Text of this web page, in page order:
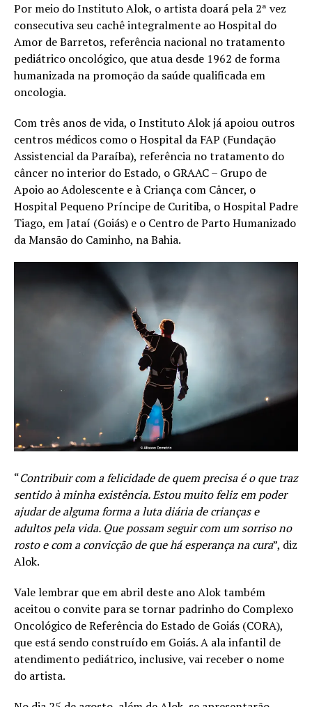
Por meio do Instituto Alok, o artista doará pela 2ª vez
consecutiva seu cachê integralmente ao Hospital do
Amor de Barretos, referência nacional no tratamento
pediátrico oncológico, que atua desde 1962 de forma
humanizada na promoção da saúde qualificada em
oncologia.
Com três anos de vida, o Instituto Alok já apoiou outros
centros médicos como o Hospital da FAP (Fundação
Assistencial da Paraíba), referência no tratamento do
câncer no interior do Estado, o GRAAC – Grupo de
Apoio ao Adolescente e à Criança com Câncer, o
Hospital Pequeno Príncipe de Curitiba, o Hospital Padre
Tiago, em Jataí (Goiás) e o Centro de Parto Humanizado
da Mansão do Caminho, na Bahia.
“Contribuir com a felicidade de quem precisa é o que traz
sentido à minha existência. Estou muito feliz em poder
ajudar de alguma forma a luta diária de crianças e
adultos pela vida. Que possam seguir com um sorriso no
rosto e com a convicção de que há esperança na cura”, diz
Alok.
Vale lembrar que em abril deste ano Alok também
aceitou o convite para se tornar padrinho do Complexo
Oncológico de Referência do Estado de Goiás (CORA),
que está sendo construído em Goiás. A ala infantil de
atendimento pediátrico, inclusive, vai receber o nome
do artista.